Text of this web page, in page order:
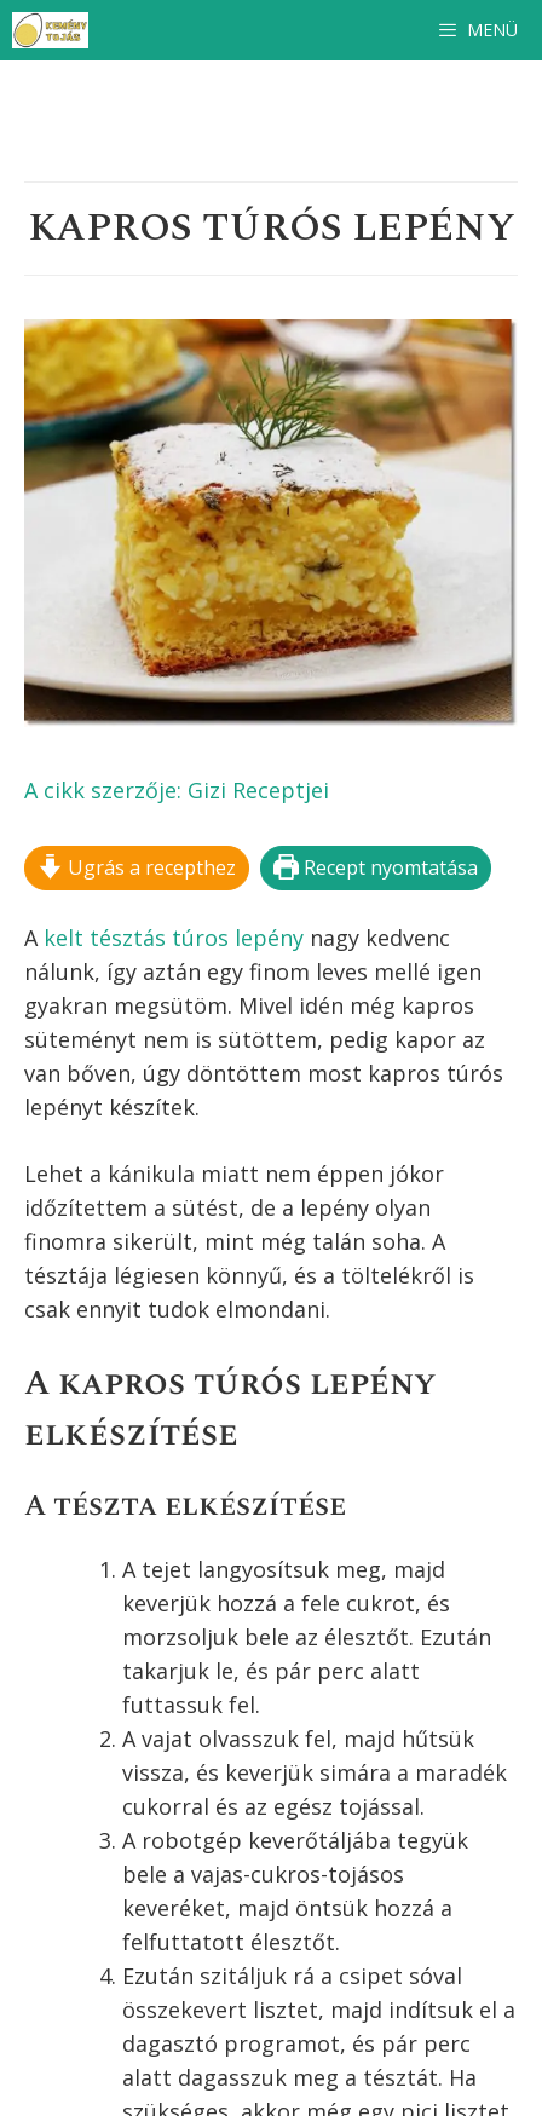
tartalomba
MENÜ
KAPROS TÚRÓS LEPÉNY
A cikk szerzője: Gizi Receptjei
Ugrás a recepthez Recept nyomtatása
kelt tésztás túros lepénynagy kedvenc
nálunk, így aztán egy finom leves mellé igen
gyakran megsütöm. Mivel idén még kapros
süteményt nem is sütöttem, pedig kapor az
van bőven, úgy döntöttem most kapros túrós
lepényt készítek.
Lehet a kánikula miatt nem éppen jókor
időzítettem a sütést, de a lepény olyan
finomra sikerült, mint még talán soha. A
tésztája légiesen könnyű, és a töltelékről is
csak ennyit tudok elmondani.
A kapros túrós lepény
elkészítése
szakácskönyv
feliratkozóinknak
FELIRATKOZOM!